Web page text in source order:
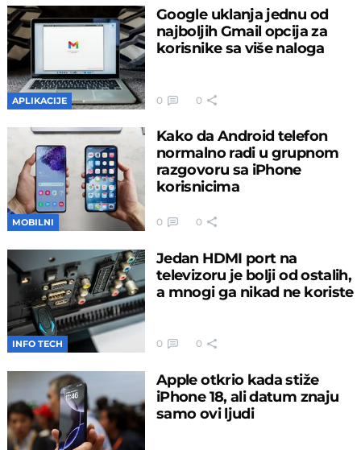
APLIKACIJE
Google uklanja jednu od
najboljih Gmail opcija za
korisnike sa više naloga
0 0
MOBILNI
Kako da Android telefon
normalno radi u grupnom
razgovoru sa iPhone
korisnicima
0 0
INFO TECH
Jedan HDMI port na
televizoru je bolji od ostalih,
a mnogi ga nikad ne koriste
0 0
Apple otkrio kada stiže
iPhone 18, ali datum znaju
samo ovi ljudi